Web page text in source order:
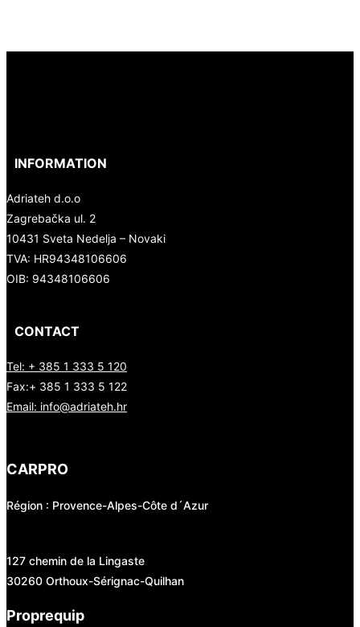
INFORMATION
Adriateh d.o.o
Zagrebačka ul. 2
10431 Sveta Nedelja – Novaki
TVA: HR94348106606
OIB: 94348106606
CONTACT
Tel: + 385 1 333 5 120
Fax:+ 385 1 333 5 122
Email: info@adriateh.hr
CARPRO
Région : Provence-Alpes-Côte d´Azur
127 chemin de la Lingaste
30260 Orthoux-Sérignac-Quilhan
Proprequip